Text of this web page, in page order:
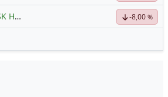
HauptForum SK HYNIC -8,00 %